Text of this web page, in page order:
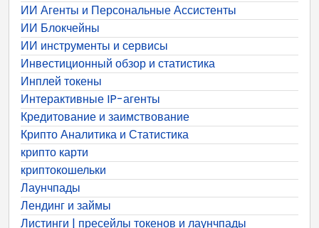
ИИ Агенты и Персональные Ассистенты
ИИ Блокчейны
ИИ инструменты и сервисы
Инвестиционный обзор и статистика
Инплей токены
Интерактивные IP-агенты
Кредитование и заимствование
Крипто Аналитика и Статистика
крипто карти
криптокошельки
Лаунчпады
Лендинг и займы
Листинги | пресейлы токенов и лаунчпады